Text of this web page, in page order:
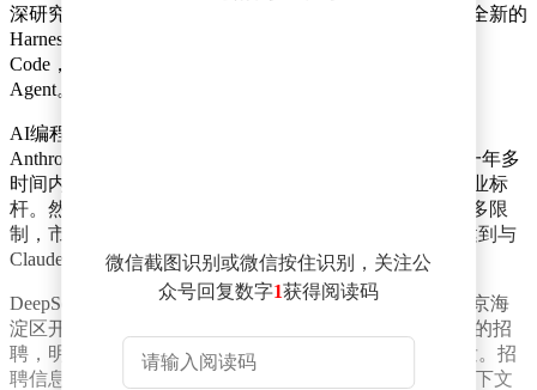
深研究员陈德里在社交媒体上透露，公司正在组建一支全新的
Harness团队，目标直指Anthropic旗下的明星产品Claude
Code，计划打造一款名为DeepSeek Code Harness的编程
Agent。
AI编程被视为当前AI生产力提升的核心领域之一。美国
Anthropic公司凭借Claude Code这一编程Agent，在短短一年多
时间内实现了估值的飞跃，突破万亿美元大关，成为行业标
杆。然而，由于某些国际科技公司对国内开发者设置诸多限
制，市场迫切期待一款国产编程Agent能够崛起，至少达到与
Claude Code相抗衡的水平。
DeepSeek的这一举措并非空穴来风。此前，公司已在北京海
淀区开放了Harness产品经理与研发工程师两个关键岗位的招
聘，明确表示新成员将全程参与桌面端Agent产品的研发。招
聘信息中还详细阐述了DeepSeek对Harness的理解：将上下文
微信截图识别或微信按住识别，关注公
众号回复数字1获得阅读码